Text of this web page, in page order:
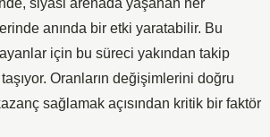
anında bir etki yaratabilir. Bu
için bu süreci yakından takip
Oranların değişimlerini doğru
sağlamak açısından kritik bir faktör